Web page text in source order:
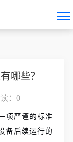
哪些？
： 0
项严谨的标准
备后续运行的